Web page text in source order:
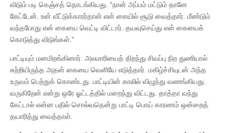
விடும் படி கெஞ்சத் தொடங்கியது. “நான் அப்பம் மட்டும் தானே
கேட்டேன். உன் வீட்டுக்காரர்தான் என் கையில் சூடு வைத்தார். மீண்டும்
வந்தபோது என் கையை வெட்டி விட்டார். தயவுசெய்து என் கையைக்
கொடுத்து விடுங்கள்.”
பாட்டியும் மனமிறங்கினார். அலமாரியைத் திறந்து சிவப்பு நிற துணியால்
சுற்றியிருந்த அதன் கையை வெளியே எடுத்தார். மகிழ்ச்சியுடன் அந்த
உருவம் பெற்றுக் கொண்டது. பாட்டியின் காலில் விழுந்து வணங்கியது.
வருகிறேன் என்று ஒரே ஓட்டத்தில் மறைந்து விட்டது. தாத்தா வந்து
கேட்டால் என்ன பதில் சொல்வதென்று பாட்டி பொய் காரணம் ஒன்றைத்
தயாரித்து வைத்தாள்.